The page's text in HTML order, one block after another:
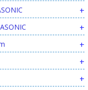
+
+
+
+
+